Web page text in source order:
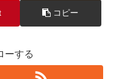
コピー
ーする